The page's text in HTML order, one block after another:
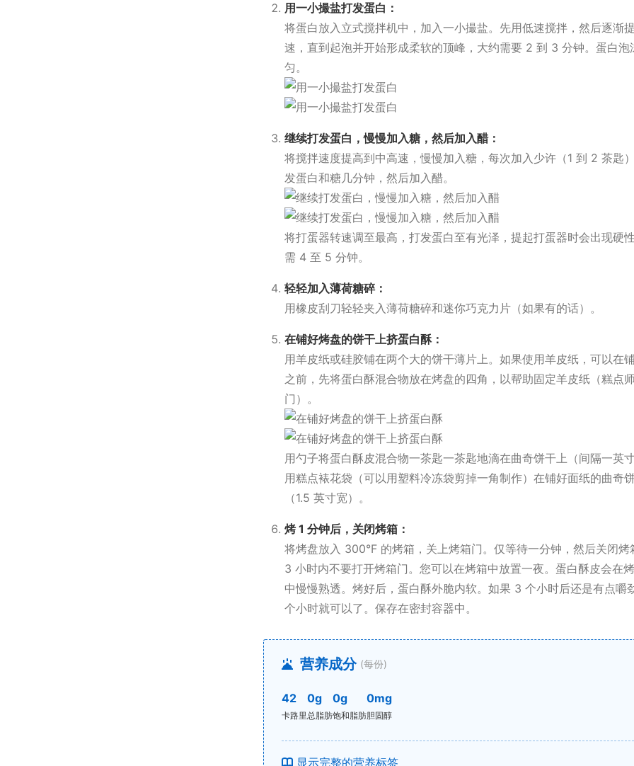
用一小撮盐打发蛋白：
将蛋白放入立式搅拌机中，加入一小撮盐。先用低速搅拌，然后逐渐
速，直到起泡并开始形成柔软的顶峰，大约需要 2 到 3 分钟。蛋白泡
匀。
继续打发蛋白，慢慢加入糖，然后加入醋：
将搅拌速度提高到中高速，慢慢加入糖，每次加入少许（1 到 2 茶匙
发蛋白和糖几分钟，然后加入醋。
将打蛋器转速调至最高，打发蛋白至有光泽，提起打蛋器时会出现硬
需 4 至 5 分钟。
轻轻加入薄荷糖碎：
用橡皮刮刀轻轻夹入薄荷糖碎和迷你巧克力片（如果有的话）。
在铺好烤盘的饼干上挤蛋白酥：
用羊皮纸或硅胶铺在两个大的饼干薄片上。如果使用羊皮纸，可以在
之前，先将蛋白酥混合物放在烤盘的四角，以帮助固定羊皮纸（糕点
门）。
用勺子将蛋白酥皮混合物一茶匙一茶匙地滴在曲奇饼干上（间隔一英
用糕点裱花袋（可以用塑料冷冻袋剪掉一角制作）在铺好面纸的曲奇
（1.5 英寸宽）。
烤 1 分钟后，关闭烤箱：
将烤盘放入 300°F 的烤箱，关上烤箱门。仅等待一分钟，然后关闭烤
3 小时内不要打开烤箱门。您可以在烤箱中放置一夜。蛋白酥皮会在
中慢慢熟透。烤好后，蛋白酥外脆内软。如果 3 个小时后还是有点嚼
个小时就可以了。保存在密封容器中。
营养成分 (每份)
42
卡路里
0g
总脂肪
0g
饱和脂肪
0mg
胆固醇
显示完整的营养标签